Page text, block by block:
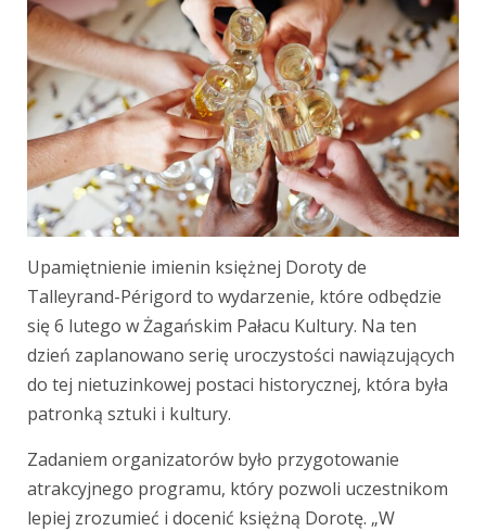
Upamiętnienie imienin księżnej Doroty de
Talleyrand-Périgord to wydarzenie, które odbędzie
się 6 lutego w Żagańskim Pałacu Kultury. Na ten
dzień zaplanowano serię uroczystości nawiązujących
do tej nietuzinkowej postaci historycznej, która była
patronką sztuki i kultury.
Zadaniem organizatorów było przygotowanie
atrakcyjnego programu, który pozwoli uczestnikom
lepiej zrozumieć i docenić księżną Dorotę. „W